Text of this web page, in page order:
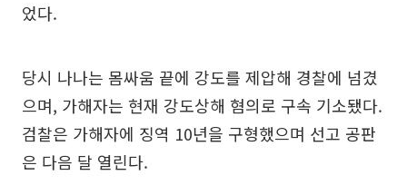
었다.
당시 나나는 몸싸움 끝에 강도를 제압해 경찰에 넘겼
으며, 가해자는 현재 강도상해 혐의로 구속 기소됐다.
검찰은 가해자에 징역 10년을 구형했으며 선고 공판
은 다음 달 열린다.